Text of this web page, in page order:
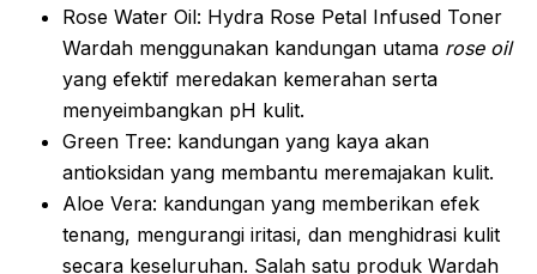
Rose Water Oil: Hydra Rose Petal Infused Toner
Wardah menggunakan kandungan utama rose oil
yang efektif meredakan kemerahan serta
menyeimbangkan pH kulit.
Green Tree: kandungan yang kaya akan
antioksidan yang membantu meremajakan kulit.
Aloe Vera: kandungan yang memberikan efek
tenang, mengurangi iritasi, dan menghidrasi kulit
secara keseluruhan. Salah satu produk Wardah